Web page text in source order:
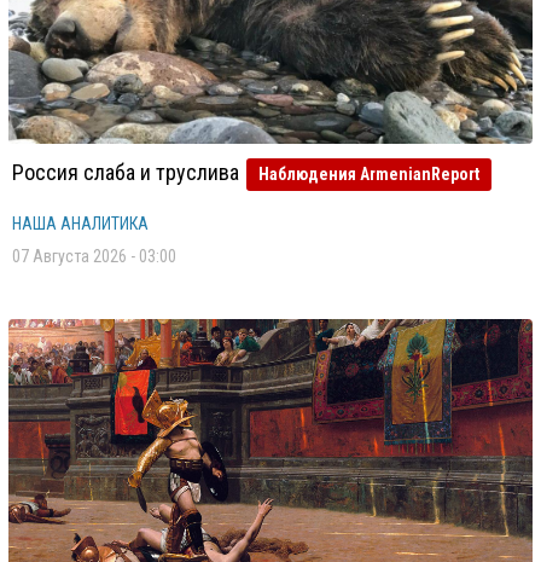
Россия слаба и труслива Наблюдения ArmenianReport
НАША АНАЛИТИКА
07 Августа 2026 - 03:00